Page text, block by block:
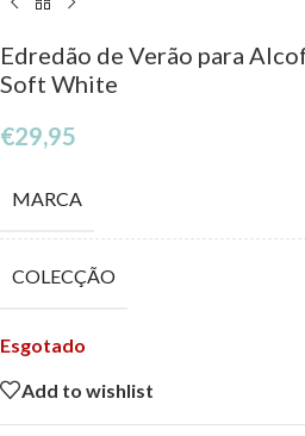
Edredão de Verão para
Soft White
€29,95
MARCA
COLECÇÃO
Esgotado
Add to wishlist